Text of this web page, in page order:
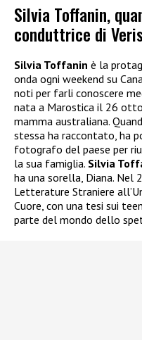
Silvia Toffanin,
conduttrice di
Silvia Toffanin è la
onda ogni weekend su
noti per farli conoscere
nata a Marostica il 26
mamma australiana.
stessa ha raccontato, ha
fotografo del paese per
la sua famiglia. Silvia
ha una sorella, Diana. Nel
Letterature Straniere
Cuore, con una tesi sui
parte del mondo dello